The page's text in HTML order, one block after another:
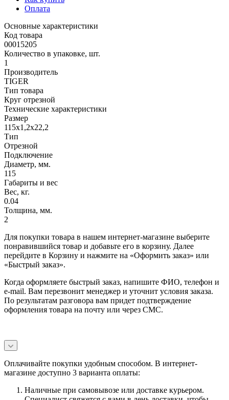
Оплата
Основные характеристики
Код товара
00015205
Количество в упаковке, шт.
1
Производитель
TIGER
Тип товара
Круг отрезной
Технические характеристики
Размер
115х1,2х22,2
Тип
Отрезной
Подключение
Диаметр, мм.
115
Габариты и вес
Вес, кг.
0.04
Толщина, мм.
2
Для покупки товара в нашем интернет-магазине выберите
понравившийся товар и добавьте его в корзину. Далее
перейдите в Корзину и нажмите на «Оформить заказ» или
«Быстрый заказ».
Когда оформляете быстрый заказ, напишите ФИО, телефон и
e-mail. Вам перезвонит менеджер и уточнит условия заказа.
По результатам разговора вам придет подтверждение
оформления товара на почту или через СМС.
Оплачивайте покупки удобным способом. В интернет-
магазине доступно 3 варианта оплаты:
Наличные при самовывозе или доставке курьером.